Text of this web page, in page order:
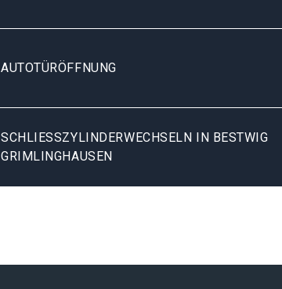
AUTOTÜRÖFFNUNG
SCHLIESSZYLINDERWECHSELN IN BESTWIG G
RIMLINGHAUSEN